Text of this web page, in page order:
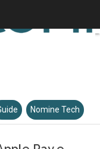
Nomine Tech